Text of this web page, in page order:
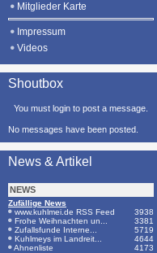
Mitglieder Karte
Impressum
Videos
Shoutbox
You must login to post a message.
No messages have been posted.
News & Artikel
NEWS
Zufällige News
www.kuhlmei.de RSS Feed
3938
Frohe Weihnachten un...
3381
Zufallsfunde Interne...
5719
Kuhlmeys im Landreit...
4644
Ahnenliste
4173